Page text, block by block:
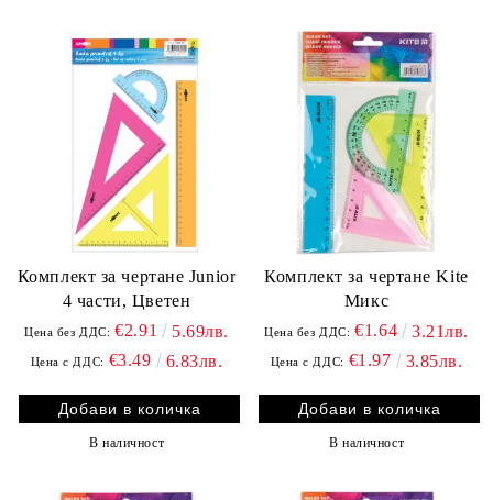
Комплект за чертане Junior
4 части, Цветен
Цена без ДДС: €2.91 5.69лв.
Цена с ДДС: €3.49 6.83лв.
В наличност
Комплект за чертане Kite
Микс
Цена без ДДС: €1.64 3.21лв.
Цена с ДДС: €1.97 3.85лв.
В наличност